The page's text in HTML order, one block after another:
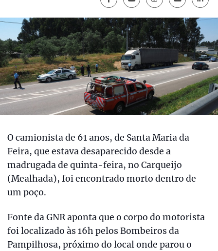
O camionista de 61 anos, de Santa Maria da
Feira, que estava desaparecido desde a
madrugada de quinta-feira, no Carqueijo
(Mealhada), foi encontrado morto dentro de
um poço.
Fonte da GNR aponta que o corpo do motorista
foi localizado às 16h pelos Bombeiros da
Pampilhosa, próximo do local onde parou o